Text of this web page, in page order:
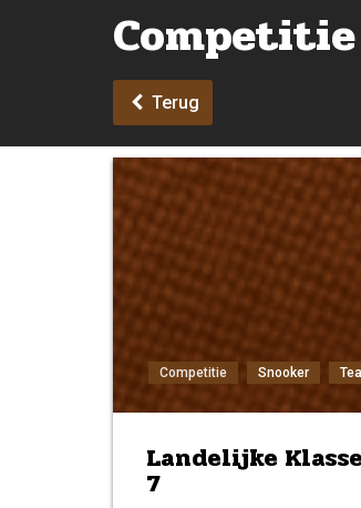
Competitie
Terug
Competitie Snooker
Landelijke
7